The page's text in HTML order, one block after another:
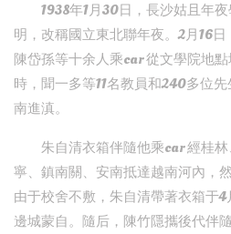
1938年1月30日，長沙姑且年
明，改稱國立東北聯年夜。2月16日
陳岱孫等十余人乘car 從文學院地
時，聞一多等11名教員和240多位
南進滇。
朱自清衣箱伴隨他乘car 經桂
寧、鎮南關、安南抵達越南河內，
由于校舍不敷，朱自清帶著衣箱于
邊城蒙自。隨后，陳竹隱攜後代伴